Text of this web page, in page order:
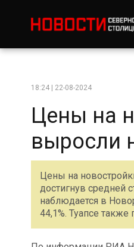
18:24 | 22-08-2024
Цены на
выросли
Цены на
достигнув средней
наблюдается в
44,1%. Туапсе также